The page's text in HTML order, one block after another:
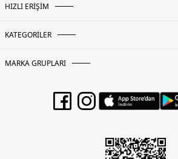
HIZLI ERİŞİM
KATEGORİLER
MARKA GRUPLARI